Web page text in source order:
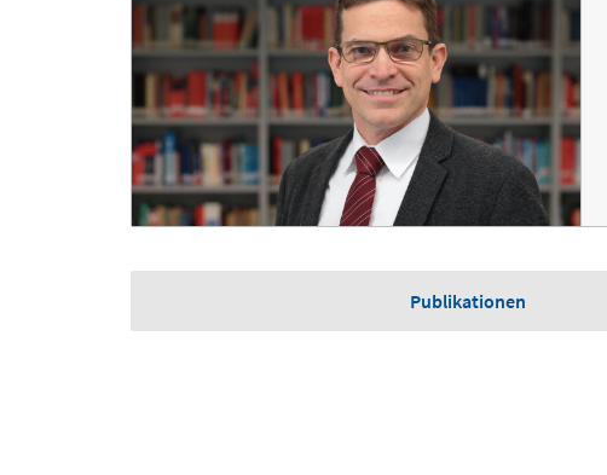
Publikationen